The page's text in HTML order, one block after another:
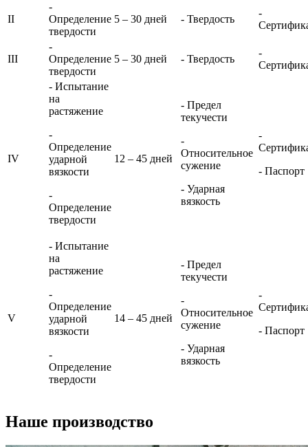
II
-
Определение
твердости
5 – 30 дней - Твердость
-
III
-
Определение
твердости
5 – 30 дней - Твердость
-
IV
- Испытание
на
растяжение
-
Определение
ударной
вязкости
-
Определение
твердости
12 – 45 дней
- Предел
текучести
-
Относительное
сужение
- Ударная
вязкость
-
- Паспорт
V
- Испытание
на
растяжение
-
Определение
ударной
вязкости
-
Определение
твердости
14 – 45 дней
- Предел
текучести
-
Относительное
сужение
- Ударная
вязкость
-
- Паспорт
Наше производство